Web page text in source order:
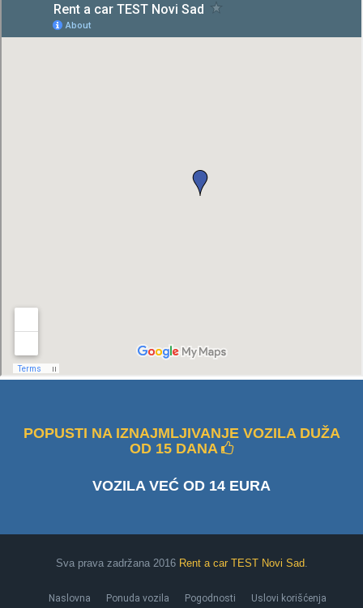
POPUSTI NA IZNAJMLJIVANJE VOZILA DUŽA
OD 15 DANA
VOZILA VEĆ OD 14 EURA
Sva prava zadržana 2016 Rent a car TEST Novi Sad.
Naslovna Ponuda vozila Pogodnosti Uslovi korišćenja